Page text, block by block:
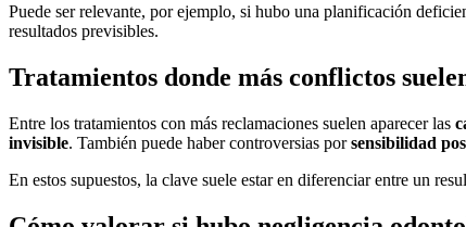
Puede ser relevante, por ejemplo, si hubo una planificación
resultados previsibles.
Tratamientos donde más conflictos
Entre los tratamientos con más reclamaciones suelen aparecer las
invisible. También puede haber controversias porsensibilidad
En estos supuestos, la clave suele estar en diferenciar entre un